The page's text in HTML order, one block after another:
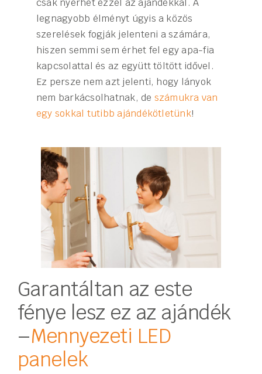
csak nyerhet ezzel az ajándékkal. A
legnagyobb élményt úgyis a közös
szerelések fogják jelenteni a számára,
hiszen semmi sem érhet fel egy apa-fia
kapcsolattal és az együtt töltött idővel.
Ez persze nem azt jelenti, hogy lányok
nem barkácsolhatnak, de számukra van
egy sokkal tutibb ajándékötletünk!
Garantáltan az este
fénye lesz ez az ajándék
–Mennyezeti LED
panelek